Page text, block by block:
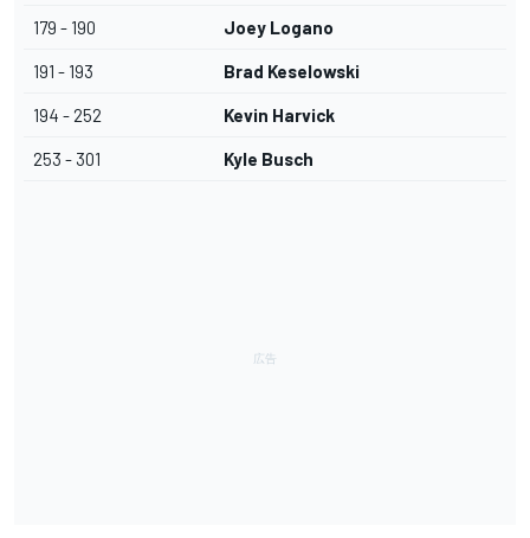
179 - 190 Joey Logano
191 - 193 Brad Keselowski
194 - 252 Kevin Harvick
253 - 301 Kyle Busch